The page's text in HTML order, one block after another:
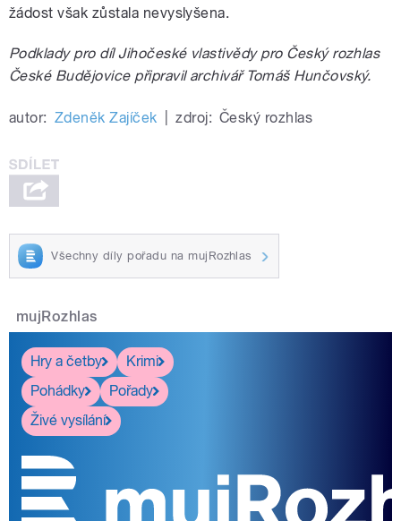
žádost však zůstala nevyslyšena.
Podklady pro díl Jihočeské vlastivědy pro Český rozhlas
České Budějovice připravil archivář Tomáš Hunčovský.
autor: Zdeněk Zajíček zdroj: Český rozhlas
Všechny díly pořadu na mujRozhlas
mujRozhlas
Hry a četby
Krimi
Pohádky
Pořady
Živé vysílání